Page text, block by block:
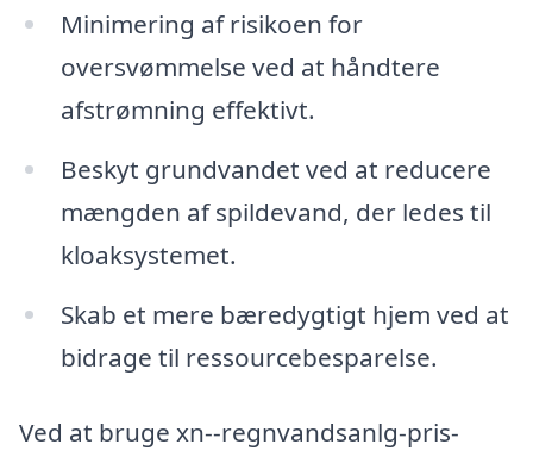
Minimering af risikoen for
oversvømmelse ved at håndtere
afstrømning effektivt.
Beskyt grundvandet ved at reducere
mængden af spildevand, der ledes til
kloaksystemet.
Skab et mere bæredygtigt hjem ved at
bidrage til ressourcebesparelse.
Ved at bruge xn--regnvandsanlg-pris-